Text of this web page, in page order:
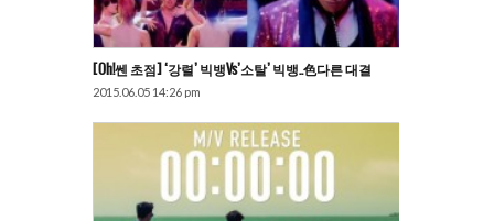
[Oh!쎈 초점] ‘강렬’ 빅뱅vs’소탈’ 빅뱅..色다른 대결
2015.06.05 14:26 pm